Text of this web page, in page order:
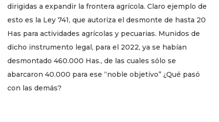
dirigidas a expandir la frontera agrícola. Claro ejemplo de
esto es la Ley 741, que autoriza el desmonte de hasta 20
Has para actividades agrícolas y pecuarias. Munidos de
dicho instrumento legal, para el 2022, ya se habían
desmontado 460.000 Has., de las cuales sólo se
abarcaron 40.000 para ese “noble objetivo” ¿Qué pasó
con las demás?